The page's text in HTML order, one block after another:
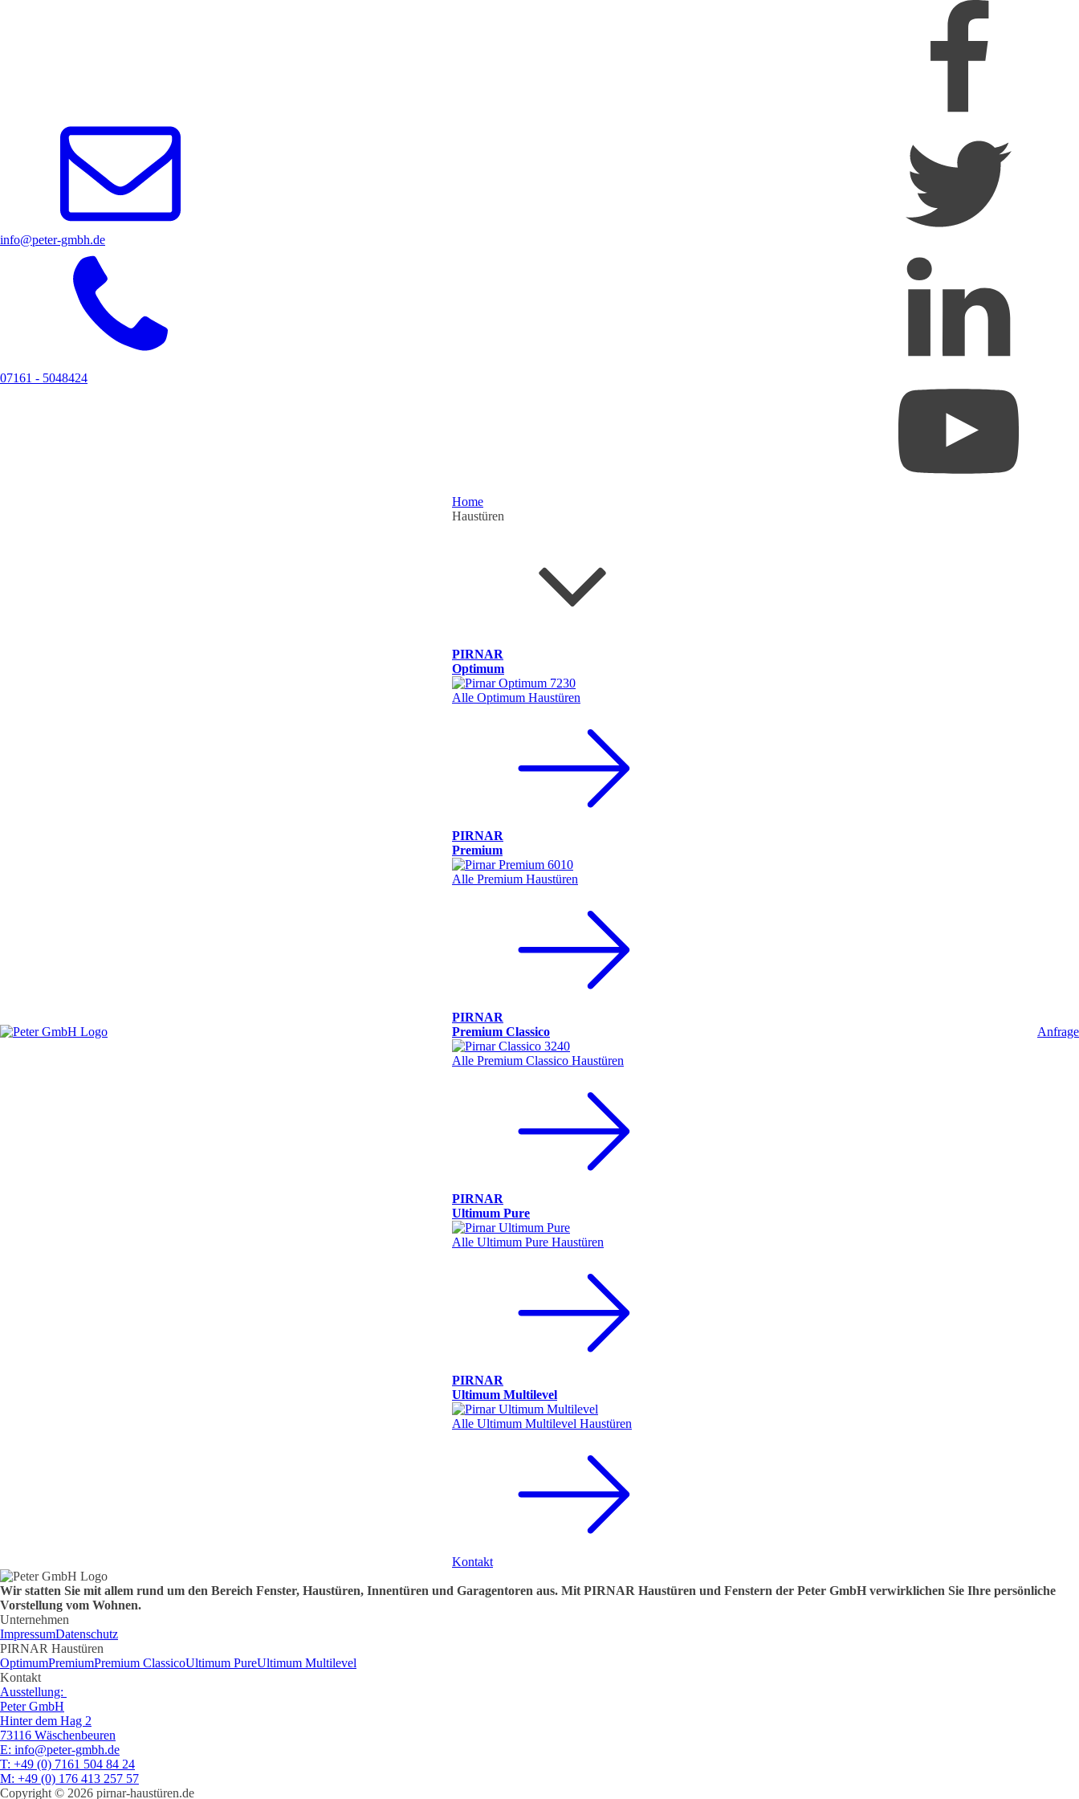
info@peter-gmbh.de
07161 - 5048424
Home
Haustüren
PIRNAR
Optimum
Alle Optimum Haustüren
PIRNAR
Premium
Alle Premium Haustüren
PIRNAR
Premium Classico
Alle Premium Classico Haustüren
PIRNAR
Ultimum Pure
Alle Ultimum Pure Haustüren
PIRNAR
Ultimum Multilevel
Alle Ultimum Multilevel Haustüren
Kontakt
Anfrage
Wir statten Sie mit allem rund um den Bereich Fenster, Haustüren, Innentüren und Garagentoren aus. Mit PIRNAR Haustüren und Fenstern der Peter GmbH verwirklichen Sie Ihre persönliche
Vorstellung vom Wohnen.
Unternehmen
ImpressumDatenschutz
PIRNAR Haustüren
OptimumPremiumPremium ClassicoUltimum PureUltimum Multilevel
Kontakt
Ausstellung:
Peter GmbH
Hinter dem Hag 2
73116 Wäschenbeuren
E: info@peter-gmbh.de
T: +49 (0) 7161 504 84 24
M: +49 (0) 176 413 257 57
Copyright © 2026 pirnar-haustüren.de